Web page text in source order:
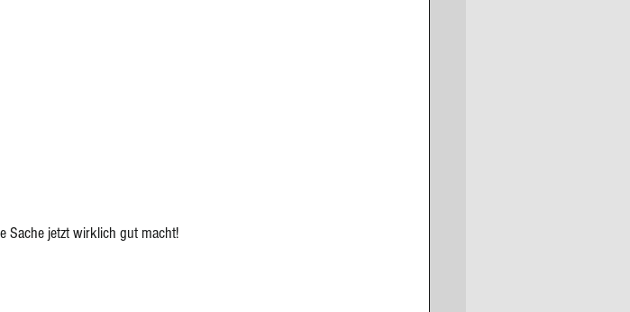
Sache jetzt wirklich gut macht!